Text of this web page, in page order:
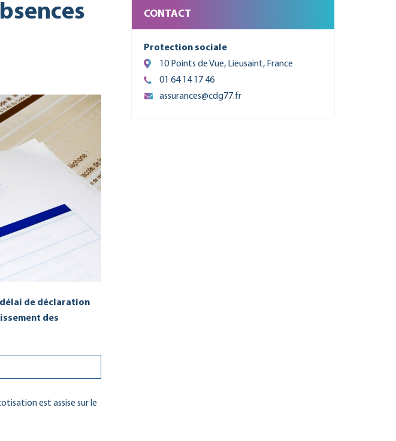
délai de déclaration
des
est assise sur le
CONTACT
Protection sociale
10 Points de Vue, Lieusaint, France
01 64 14 17 46
assurances@cdg77.fr